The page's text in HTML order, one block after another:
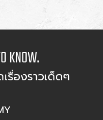
KNOW.
รื่องราวเด็ดๆ